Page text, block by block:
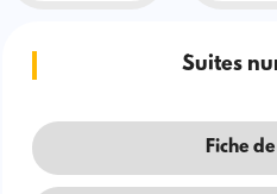
Suites
Fiche